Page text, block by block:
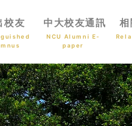
校友 中大校友通訊
NCU Alumni E-
paper
相